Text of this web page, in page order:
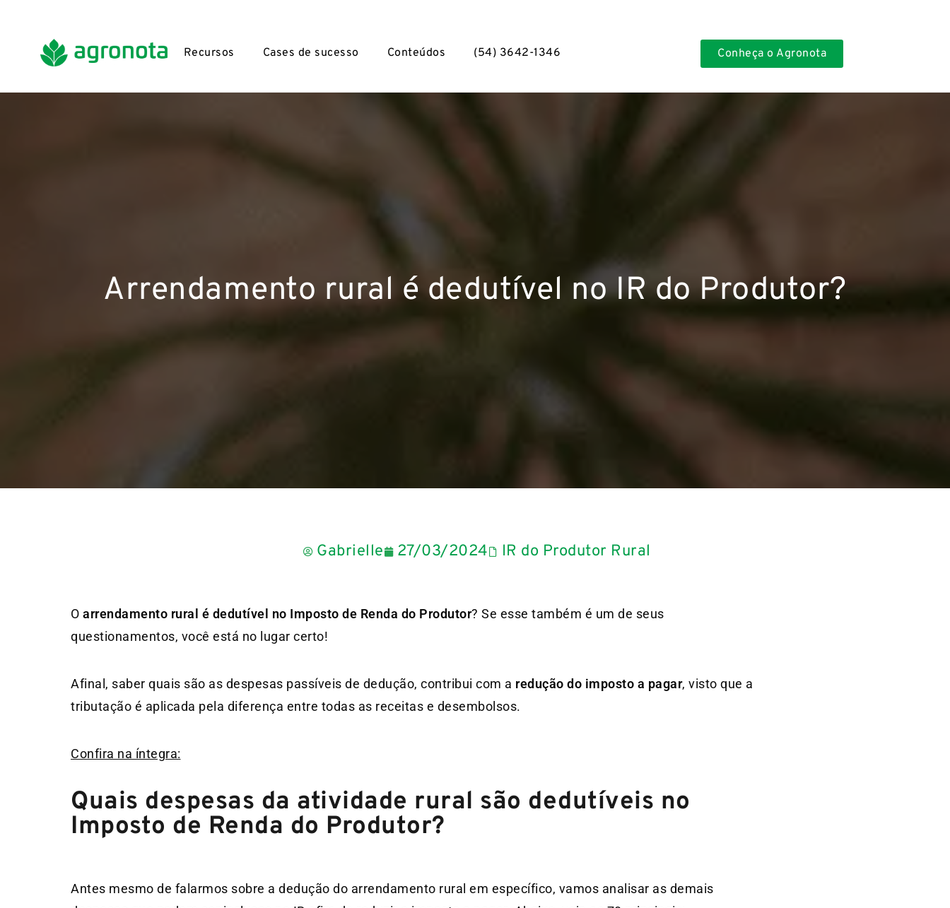
Recursos Cases de sucesso Conteúdos (54) 3642-1346 Conheça o Agronota
Arrendamento rural é dedutível no IR do Produtor?
Gabrielle 27/03/2024 IR do Produtor Rural
O arrendamento rural é dedutível no Imposto de Renda do Produtor? Se esse também é um de seus
questionamentos, você está no lugar certo!
Afinal, saber quais são as despesas passíveis de dedução, contribui com a redução do imposto a pagar, visto que a
tributação é aplicada pela diferença entre todas as receitas e desembolsos.
Confira na íntegra:
Quais despesas da atividade rural são dedutíveis no
Imposto de Renda do Produtor?
Antes mesmo de falarmos sobre a dedução do arrendamento rural em específico, vamos analisar as demais